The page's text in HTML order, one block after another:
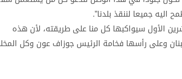
جميعا لننقذ بلدنا”.
سيدنا بأن مسيرة قداسة المطران مالويان التي ستعلن في 19 تشرين الأول سيواكبها كل منا على طريقته، لأن هذه
وعلى رأسها فخامة الرئيس جوزاف عون وكل